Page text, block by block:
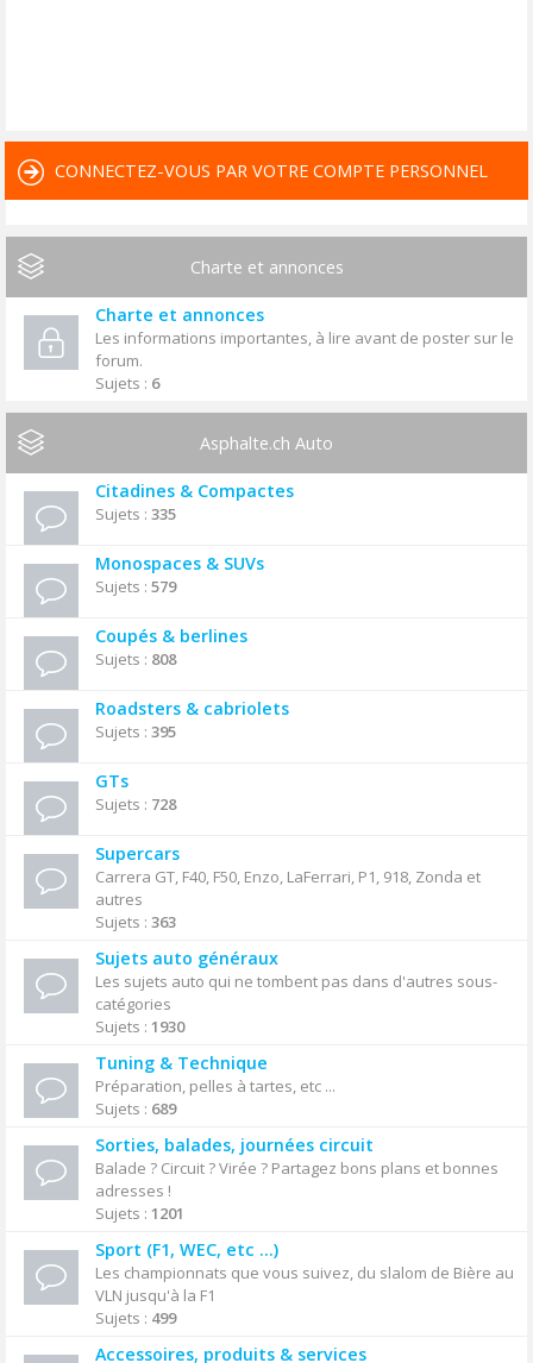
CONNECTEZ-VOUS PAR VOTRE COMPTE PERSONNEL
Charte et annonces
Charte et annonces
Les informations importantes, à lire avant de poster sur le
forum.
Sujets : 6
Asphalte.ch Auto
Citadines & Compactes
Sujets : 335
Monospaces & SUVs
Sujets : 579
Coupés & berlines
Sujets : 808
Roadsters & cabriolets
Sujets : 395
GTs
Sujets : 728
Supercars
Carrera GT, F40, F50, Enzo, LaFerrari, P1, 918, Zonda et
autres
Sujets : 363
Sujets auto généraux
Les sujets auto qui ne tombent pas dans d'autres sous-
catégories
Sujets : 1930
Tuning & Technique
Préparation, pelles à tartes, etc ...
Sujets : 689
Sorties, balades, journées circuit
Balade ? Circuit ? Virée ? Partagez bons plans et bonnes
adresses !
Sujets : 1201
Sport (F1, WEC, etc ...)
Les championnats que vous suivez, du slalom de Bière au
VLN jusqu'à la F1
Sujets : 499
Accessoires, produits & services